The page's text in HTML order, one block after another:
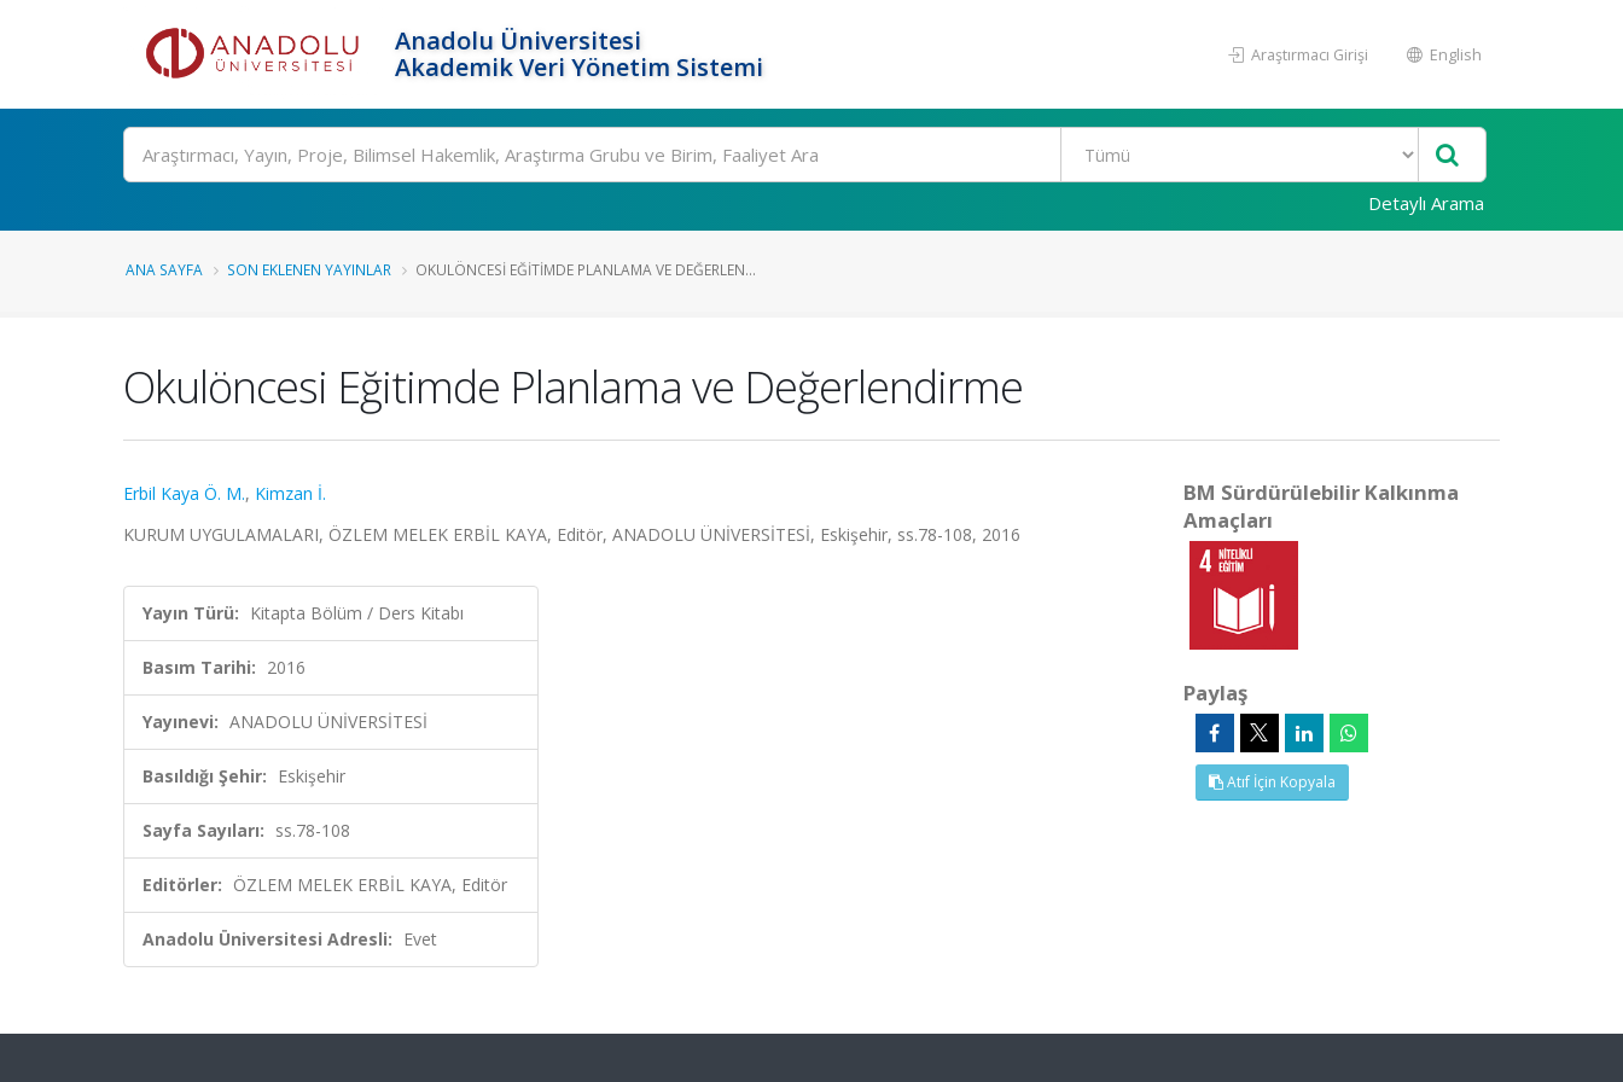
Anadolu Üniversitesi
Akademik Veri Yönetim Sistemi
Araştırmacı Girişi English
Ara
Detaylı Arama
ANA SAYFA SON EKLENEN YAYINLAR OKULÖNCESI EĞITIMDE PLANLAMA VE DEĞERLEN...
Okulöncesi Eğitimde Planlama ve Değerlendirme
Erbil Kaya Ö. M., Kimzan İ.
KURUM UYGULAMALARI, ÖZLEM MELEK ERBİL KAYA, Editör, ANADOLU ÜNİVERSİTESİ, Eskişehir, ss.78-108, 2016
Yayın Türü: Kitapta Bölüm / Ders Kitabı
Basım Tarihi: 2016
Yayınevi: ANADOLU ÜNİVERSİTESİ
Basıldığı Şehir: Eskişehir
Sayfa Sayıları: ss.78-108
Editörler: ÖZLEM MELEK ERBİL KAYA, Editör
Anadolu Üniversitesi Adresli: Evet
BM Sürdürülebilir Kalkınma
Amaçları
Paylaş
Atıf İçin Kopyala